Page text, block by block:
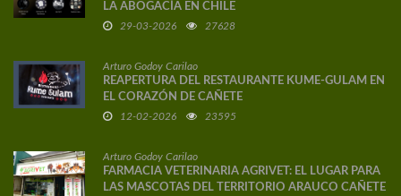
LA ABOGACÍA EN CHILE
29-03-2026 27628
Arturo Godoy Carilao
REAPERTURA DEL RESTAURANTE KUME-GULAM EN
EL CORAZÓN DE CAÑETE
12-02-2026 23595
Arturo Godoy Carilao
FARMACIA VETERINARIA AGRIVET: EL LUGAR PARA
LAS MASCOTAS DEL TERRITORIO ARAUCO CAÑETE